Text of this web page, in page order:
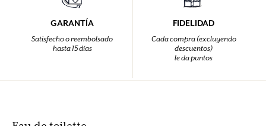
GARANTÍA
Satisfecho o reembolsado
hasta 15 días
FIDELIDAD
Cada compra (excluyendo
descuentos)
le da puntos